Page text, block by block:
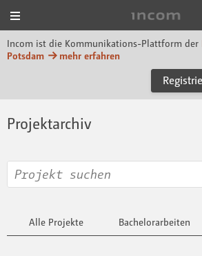
Incom ist die Kommunikations-Plattform der
Potsdam
mehr erfahren
Projektarchiv
Alle Projekte Bachelorarbeiten